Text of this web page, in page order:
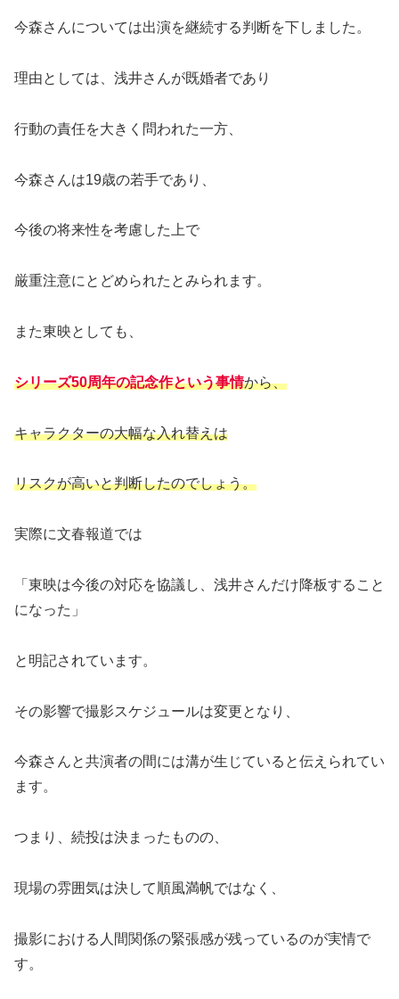
今森さんについては出演を継続する判断を下しました。
理由としては、浅井さんが既婚者であり
行動の責任を大きく問われた一方、
今森さんは19歳の若手であり、
今後の将来性を考慮した上で
厳重注意にとどめられたとみられます。
また東映としても、
シリーズ50周年の記念作という事情から、
キャラクターの大幅な入れ替えは
リスクが高いと判断したのでしょう。
実際に文春報道では
「東映は今後の対応を協議し、浅井さんだけ降板すること
になった」
と明記されています。
その影響で撮影スケジュールは変更となり、
今森さんと共演者の間には溝が生じていると伝えられてい
ます。
つまり、続投は決まったものの、
現場の雰囲気は決して順風満帆ではなく、
撮影における人間関係の緊張感が残っているのが実情で
す。